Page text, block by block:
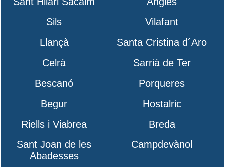
Sils
Vilafant
Llançà
Santa Cristina d´Aro
Celrà
Sarrià de Ter
Bescanó
Porqueres
Begur
Hostalric
Riells i Viabrea
Breda
Sant Joan de les
Abadesses
Campdevànol